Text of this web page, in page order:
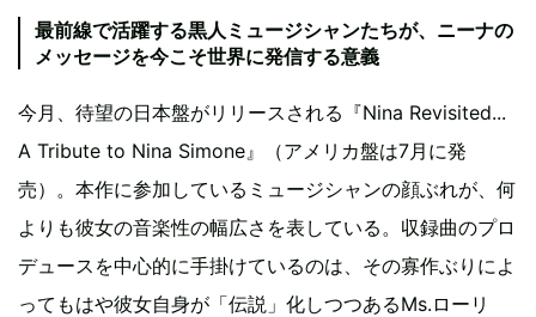
最前線で活躍する黒人ミュージシャンたちが、ニーナの
メッセージを今こそ世界に発信する意義
今月、待望の日本盤がリリースされる『Nina Revisited...
A Tribute to Nina Simone』（アメリカ盤は7月に発
売）。本作に参加しているミュージシャンの顔ぶれが、何
よりも彼女の音楽性の幅広さを表している。収録曲のプロ
デュースを中心的に手掛けているのは、その寡作ぶりによ
ってもはや彼女自身が「伝説」化しつつあるMs.ローリ